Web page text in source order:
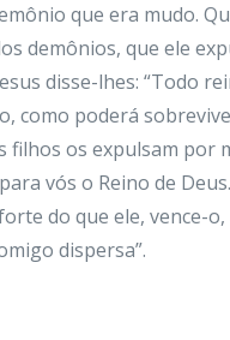
que era mudo.
demônios, que ele
disse-lhes: “Todo
como poderá
os expulsam por
vós o Reino de Deus.
do que ele, vence-
dispersa”.